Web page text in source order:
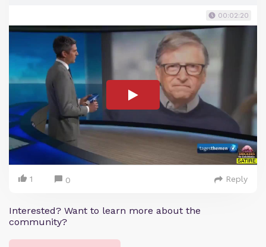
00:02:20
1 0 Reply
Interested? Want to learn more about the
community?